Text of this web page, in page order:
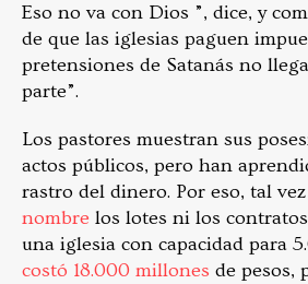
Eso no va con Dios ”, dice, y
de que las iglesias paguen
pretensiones de Satanás no
parte”.
Los pastores muestran sus
actos públicos, pero han
rastro del dinero. Por eso, tal
nombre los lotes ni los
una iglesia con capacidad para
costó 18.000 millones de pesos,